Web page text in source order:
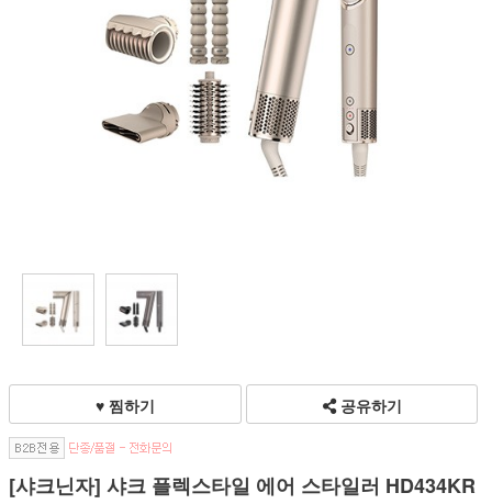
♥ 찜하기 공유하기
[샤크닌자] 샤크 플렉스타일 에어 스타일러 HD434KR